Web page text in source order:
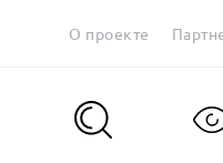
О проекте